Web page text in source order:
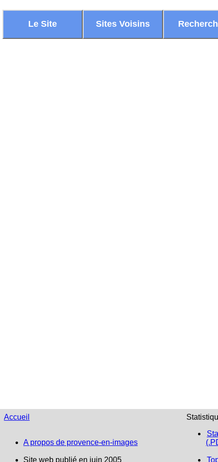
Le Site Sites Voisins
Accueil
A propos de provence-en-images
Site web publié en juin 2005